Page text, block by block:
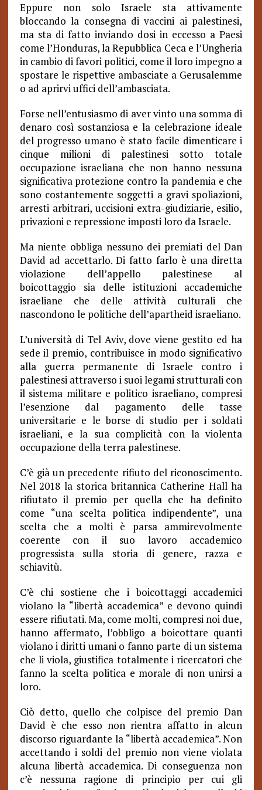
Eppure non solo Israele sta attivamente
bloccando la consegna di vaccini ai palestinesi,
ma sta di fatto inviando dosi in eccesso a Paesi
come l’Honduras, la Repubblica Ceca e l’Ungheria
in cambio di favori politici, come il loro impegno a
spostare le rispettive ambasciate a Gerusalemme
o ad aprirvi uffici dell’ambasciata.
Forse nell’entusiasmo di aver vinto una somma di
denaro così sostanziosa e la celebrazione ideale
del progresso umano è stato facile dimenticare i
cinque milioni di palestinesi sotto totale
occupazione israeliana che non hanno nessuna
significativa protezione contro la pandemia e che
sono costantemente soggetti a gravi spoliazioni,
arresti arbitrari, uccisioni extra-giudiziarie, esilio,
privazioni e repressione imposti loro da Israele.
Ma niente obbliga nessuno dei premiati del Dan
David ad accettarlo. Di fatto farlo è una diretta
violazione dell’appello palestinese al
boicottaggio sia delle istituzioni accademiche
israeliane che delle attività culturali che
nascondono le politiche dell’apartheid israeliano.
L’università di Tel Aviv, dove viene gestito ed ha
sede il premio, contribuisce in modo significativo
alla guerra permanente di Israele contro i
palestinesi attraverso i suoi legami strutturali con
il sistema militare e politico israeliano, compresi
l’esenzione dal pagamento delle tasse
universitarie e le borse di studio per i soldati
israeliani, e la sua complicità con la violenta
occupazione della terra palestinese.
C’è già un precedente rifiuto del riconoscimento.
Nel 2018 la storica britannica Catherine Hall ha
rifiutato il premio per quella che ha definito
come “una scelta politica indipendente”, una
scelta che a molti è parsa ammirevolmente
coerente con il suo lavoro accademico
progressista sulla storia di genere, razza e
schiavitù.
C’è chi sostiene che i boicottaggi accademici
violano la “libertà accademica” e devono quindi
essere rifiutati. Ma, come molti, compresi noi due,
hanno affermato, l’obbligo a boicottare quanti
violano i diritti umani o fanno parte di un sistema
che li viola, giustifica totalmente i ricercatori che
fanno la scelta politica e morale di non unirsi a
loro.
Ciò detto, quello che colpisce del premio Dan
David è che esso non rientra affatto in alcun
discorso riguardante la “libertà accademica”. Non
accettando i soldi del premio non viene violata
alcuna libertà accademica. Di conseguenza non
c’è nessuna ragione di principio per cui gli